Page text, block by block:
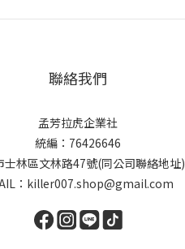
聯絡我們
孟芳拉虎企業社
統編：76426646
士林區文林路47號(同公司聯絡地址)
：killer007.shop@gmail.com